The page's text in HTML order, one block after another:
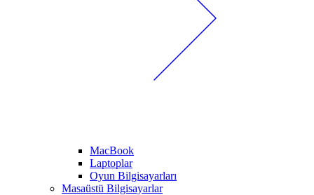
MacBook
Laptoplar
Oyun Bilgisayarları
Masaüstü Bilgisayarlar